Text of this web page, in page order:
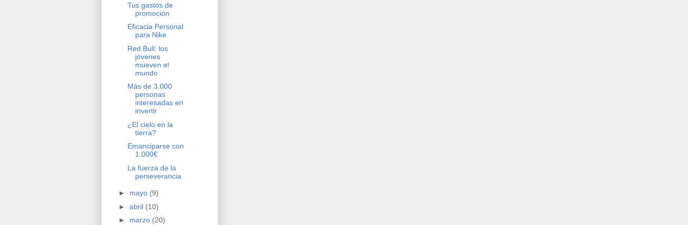
Tus gastos de
promoción
Eficacia Personal
para Nike
Red Bull: los
jóvenes
mueven el
mundo
Más de 3.000
personas
interesadas en
invertir
¿El cielo en la
tierra?
Emanciparse con
1.000€
La fuerza de la
perseverancia
► mayo (9)
► abril (10)
► marzo (20)